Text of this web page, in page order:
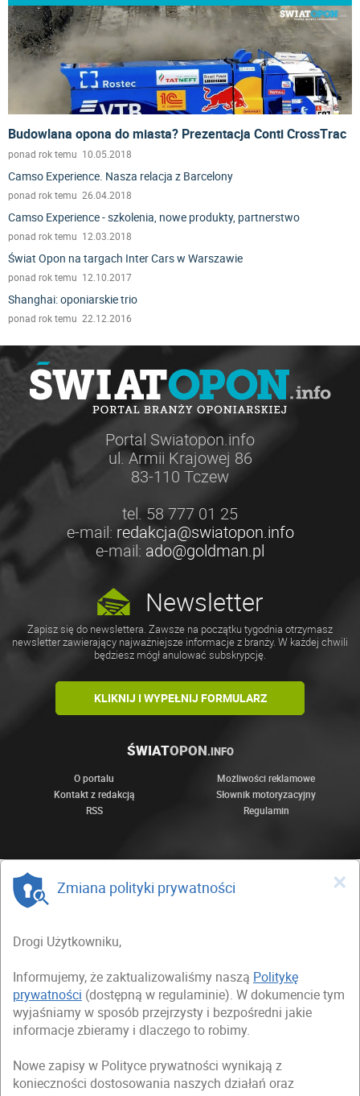
Budowlana opona do miasta? Prezentacja Conti CrossTrac
ponad rok temu 10.05.2018
Camso Experience. Nasza relacja z Barcelony
ponad rok temu 26.04.2018
Camso Experience - szkolenia, nowe produkty, partnerstwo
ponad rok temu 12.03.2018
Świat Opon na targach Inter Cars w Warszawie
ponad rok temu 12.10.2017
Shanghai: oponiarskie trio
ponad rok temu 22.12.2016
Portal Swiatopon.info
ul. Armii Krajowej 86
83-110 Tczew
tel. 58 777 01 25
e-mail: redakcja@swiatopon.info
e-mail: ado@goldman.pl
Newsletter
Zapisz się do newslettera. Zawsze na początku tygodnia otrzymasz
newsletter zawierający najważniejsze informacje z branży. W każdej chwili
będziesz mógł anulować subskrypcję.
KLIKNIJ I WYPEŁNIJ FORMULARZ
ŚWIATOPON.INFO
O portalu
Możliwości reklamowe
Kontakt z redakcją
Słownik motoryzacyjny
RSS
Regulamin
×
Zmiana polityki prywatności
Drogi Użytkowniku,
Informujemy, że zaktualizowaliśmy naszą Politykę
prywatności (dostępną w regulaminie). W dokumencie tym
wyjaśniamy w sposób przejrzysty i bezpośredni jakie
informacje zbieramy i dlaczego to robimy.
Nowe zapisy w Polityce prywatności wynikają z
konieczności dostosowania naszych działań oraz